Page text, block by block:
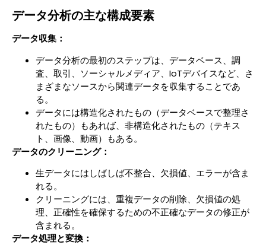
データ分析の主な構成要素
データ収集：
データ分析の最初のステップは、データベース、調
査、取引、ソーシャルメディア、IoTデバイスなど、さ
まざまなソースから関連データを収集することであ
る。
データには構造化されたもの（データベースで整理さ
れたもの）もあれば、非構造化されたもの（テキス
ト、画像、動画）もある。
データのクリーニング：
生データにはしばしば不整合、欠損値、エラーが含ま
れる。
クリーニングには、重複データの削除、欠損値の処
理、正確性を確保するための不正確なデータの修正が
含まれる。
データ処理と変換：